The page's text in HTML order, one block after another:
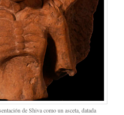
de Shiva como un asceta, datada